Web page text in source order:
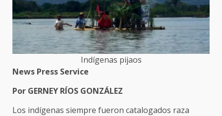
Indígenas pijaos
News Press Service
Por GERNEY RÍOS GONZÁLEZ
Los indígenas siempre fueron catalogados raza